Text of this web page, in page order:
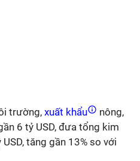
trường, xuất khẩu
nông,
6 tỷ USD, đưa tổng kim
tăng gần 13% so với